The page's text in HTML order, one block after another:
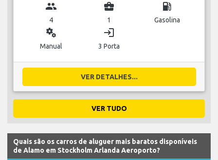
group
4
business_center
1
local_gas_station
Gasolina
miscellaneous_services
Manual
login
3 Porta
VER DETALHES...
VER TUDO
Quais são os carros de aluguer mais baratos disponíveis
de Alamo em Stockholm Arlanda Aeroporto?